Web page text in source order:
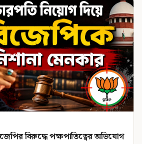
বিরুদ্ধে পক্ষপাতিত্বের অভিযোগ